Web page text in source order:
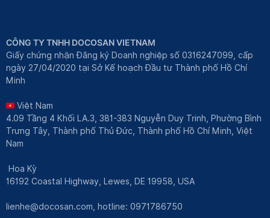
CÔNG TY TNHH DOCOSAN VIETNAM
Giấy chứng nhận Đăng ký Doanh nghiệp số 0316247099, cấp
ngày 27/04/2020 tại Sở Kế hoạch Đầu tư Thành phố Hồ Chí
Minh
Việt Nam
4.09 Tầng 4 Khối LA.3, 381-383 Nguyễn Duy Trinh, Phường Bình
Trưng Tây, Thành phố Thủ Đức, Thành phố Hồ Chí Minh, Việt
Nam
Hoa Kỳ
16192 Coastal Highway, Lewes, DE 19958, USA
lienhe@docosan.com , hotline: 0971786750